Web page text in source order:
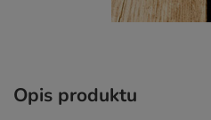
Opis produktu